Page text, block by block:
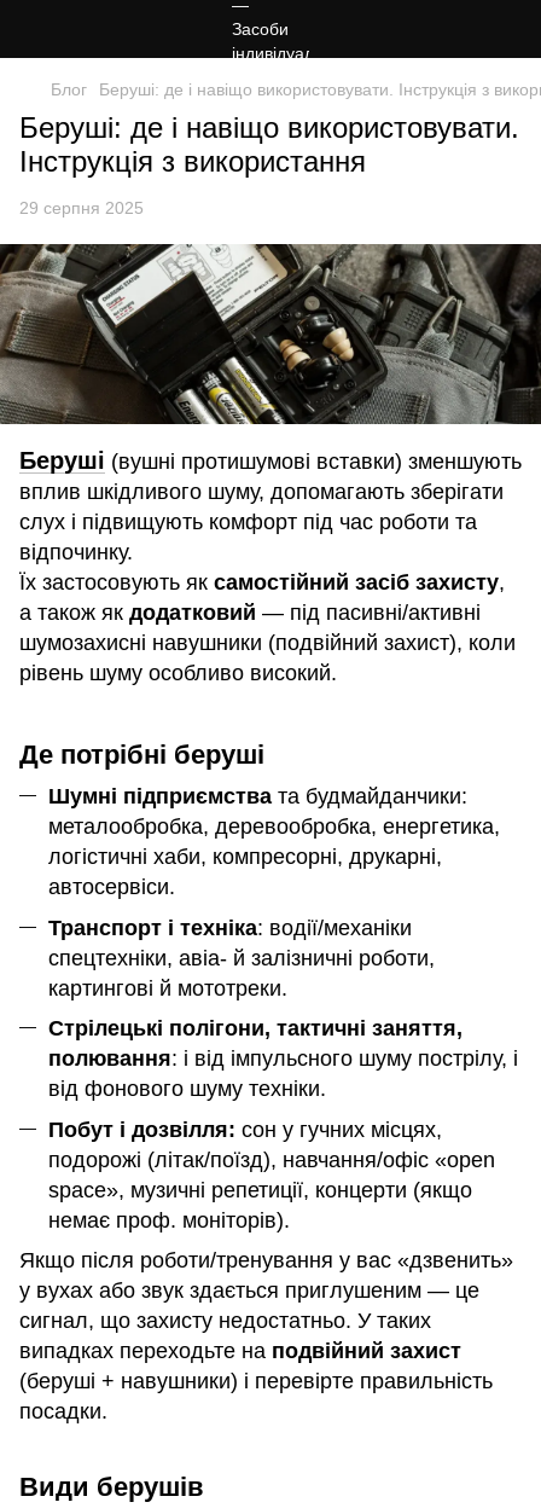
Блог Беруші: де і навіщо використовувати. Інструкція з
Беруші: де і навіщо використовувати.
Інструкція з використання
29 серпня 2025
Беруші (вушні протишумові вставки) зменшують
вплив шкідливого шуму, допомагають зберігати
слух і підвищують комфорт під час роботи та
відпочинку.
Їх застосовують як самостійний засіб захисту,
а також як додатковий — під пасивні/активні
шумозахисні навушники (подвійний захист), коли
рівень шуму особливо високий.
Де потрібні беруші
Шумні підприємства та будмайданчики:
металообробка, деревообробка, енергетика,
логістичні хаби, компресорні, друкарні,
автосервіси.
Транспорт і техніка: водії/механіки
спецтехніки, авіа- й залізничні роботи,
картингові й мототреки.
Стрілецькі полігони, тактичні заняття,
полювання: і від імпульсного шуму пострілу, і
від фонового шуму техніки.
Побут і дозвілля: сон у гучних місцях,
подорожі (літак/поїзд), навчання/офіс «open
space», музичні репетиції, концерти (якщо
немає проф. моніторів).
Якщо після роботи/тренування у вас «дзвенить»
у вухах або звук здається приглушеним — це
сигнал, що захисту недостатньо. У таких
випадках переходьте на подвійний захист
(беруші + навушники) і перевірте правильність
посадки.
Види берушів